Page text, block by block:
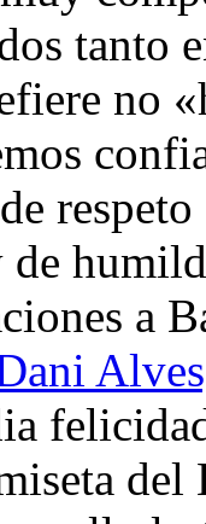
tanto
no
de
a